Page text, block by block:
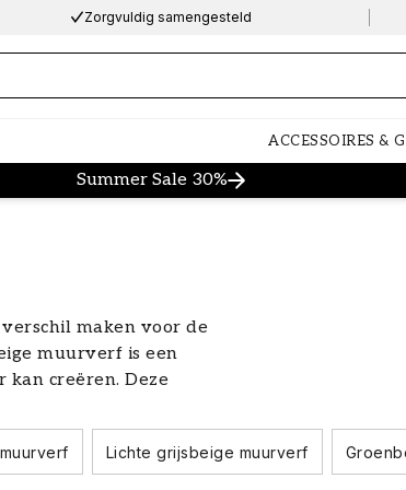
Zorgvuldig samengesteld
ACCESSOIRES &
Summer Sale 30%
maken voor de
muurverf is een
kan creëren. Deze
we de voordelen van het
en tips geven over hoe je
Lichte grijsbeige muurverf